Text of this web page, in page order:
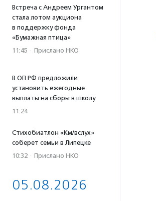
Встреча с Андреем Ургантом
стала лотом аукциона
в поддержку фонда
«Бумажная птица»
11:45 · Прислано НКО
В ОП РФ предложили
установить ежегодные
выплаты на сборы в школу
11:24
Стихобиатлон «Км/вслух»
соберет семьи в Липецке
10:32 · Прислано НКО
05.08.2026